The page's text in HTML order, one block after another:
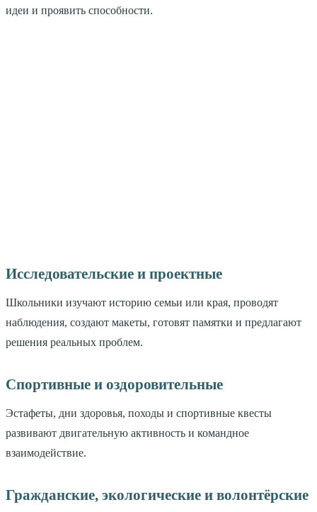
идеи и проявить способности.
Исследовательские и проектные
Школьники изучают историю семьи или края, проводят
наблюдения, создают макеты, готовят памятки и предлагают
решения реальных проблем.
Спортивные и оздоровительные
Эстафеты, дни здоровья, походы и спортивные квесты
развивают двигательную активность и командное
взаимодействие.
Гражданские, экологические и волонтёрские